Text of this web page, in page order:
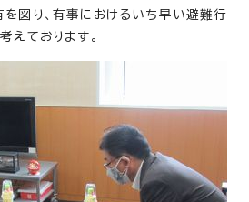
図り、有事におけるいち早い避難行
えております。